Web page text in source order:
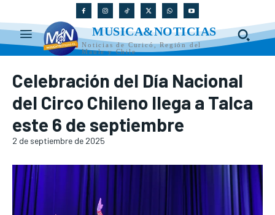
MUSICA&NOTICIAS
Noticias de Curicó, Región del
Maule y Chile
Celebración del Día Nacional
del Circo Chileno llega a Talca
este 6 de septiembre
2 de septiembre de 2025